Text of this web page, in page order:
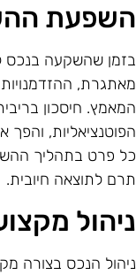
שהשקעה בנכס
חיסכון
והפך
פרט בתהליך
לתוצאה חיובית.
הנכס בצורה